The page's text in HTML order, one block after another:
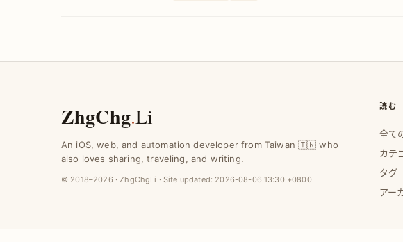
ZhgChg.Li
An iOS, web, and automation developer from Taiwan 🇹🇼 who
also loves sharing, traveling, and writing.
© 2018–2026 · ZhgChgLi · Site updated: 2026-08-06 13:30 +0800
読む
全て
カテ
タグ
アー